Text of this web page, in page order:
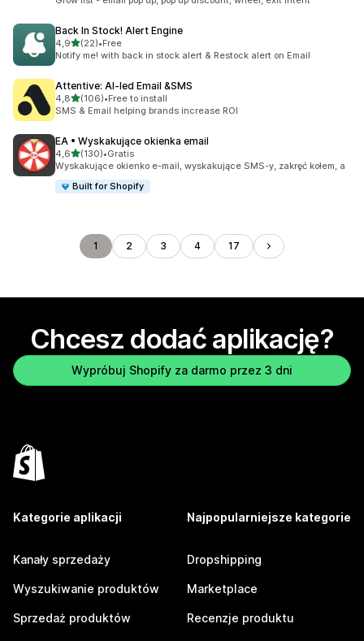
Back In Stock! Alert Engine
4,9na 5 gwiazdek
(22)
Łączna liczba recenzji: 22
•Free
Notify me! with back in stock alert & Restock alert on Email
Attentive: AI‑led Email &SMS
4,8na 5 gwiazdek
(106)
Łączna liczba recenzji: 106
•Free to install
SMS & Email helping brands increase ROI
EA • Wyskakujące okienka email
4,6na 5 gwiazdek
(130)
Łączna liczba recenzji: 130
•Gratis
Wyskakujące okienko e-mail, wyskakujące SMS-y, zakręć kołem, a
Built for Shopify
1 2 3 4 17
Chcesz dodać aplikację?
Wypróbuj Shopify za darmo przez 3 dni
Kategorie aplikacji
Kanały sprzedaży
Wyszukiwanie produktów
Sprzedaż produktów
Najpopularniejsze kategorie
Dropshipping
Marketplace
Recenzje produktu